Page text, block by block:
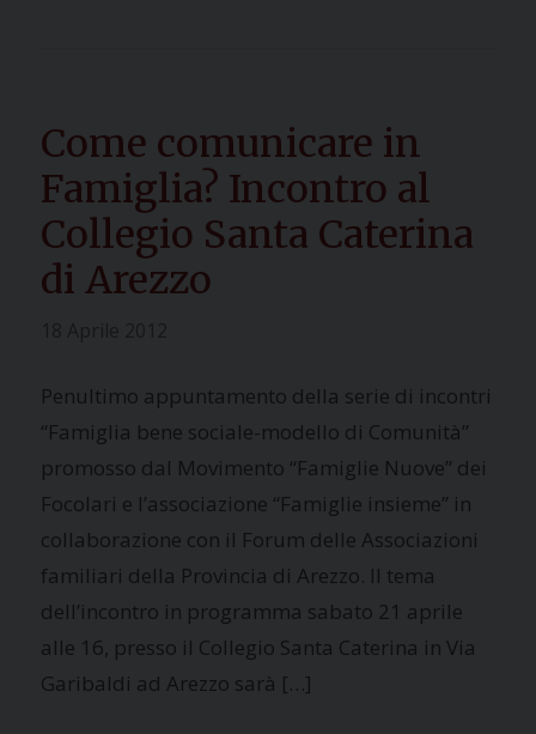
Come comunicare in
Famiglia? Incontro al
Collegio Santa Caterina
di Arezzo
Penultimo appuntamento della serie di incontri
“Famiglia bene sociale-modello di Comunità”
promosso dal Movimento “Famiglie Nuove” dei
Focolari e l’associazione “Famiglie insieme” in
collaborazione con il Forum delle Associazioni
familiari della Provincia di Arezzo. Il tema
dell’incontro in programma sabato 21 aprile
alle 16, presso il Collegio Santa Caterina in Via
Garibaldi ad Arezzo sarà […]